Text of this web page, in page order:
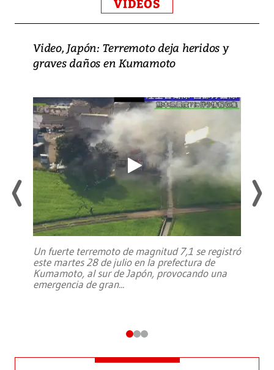
VIDEOS
Video, Japón: Terremoto deja heridos y
graves daños en Kumamoto
Un fuerte terremoto de magnitud 7,1 se registró
este martes 28 de julio en la prefectura de
Kumamoto, al sur de Japón, provocando una
emergencia de gran...